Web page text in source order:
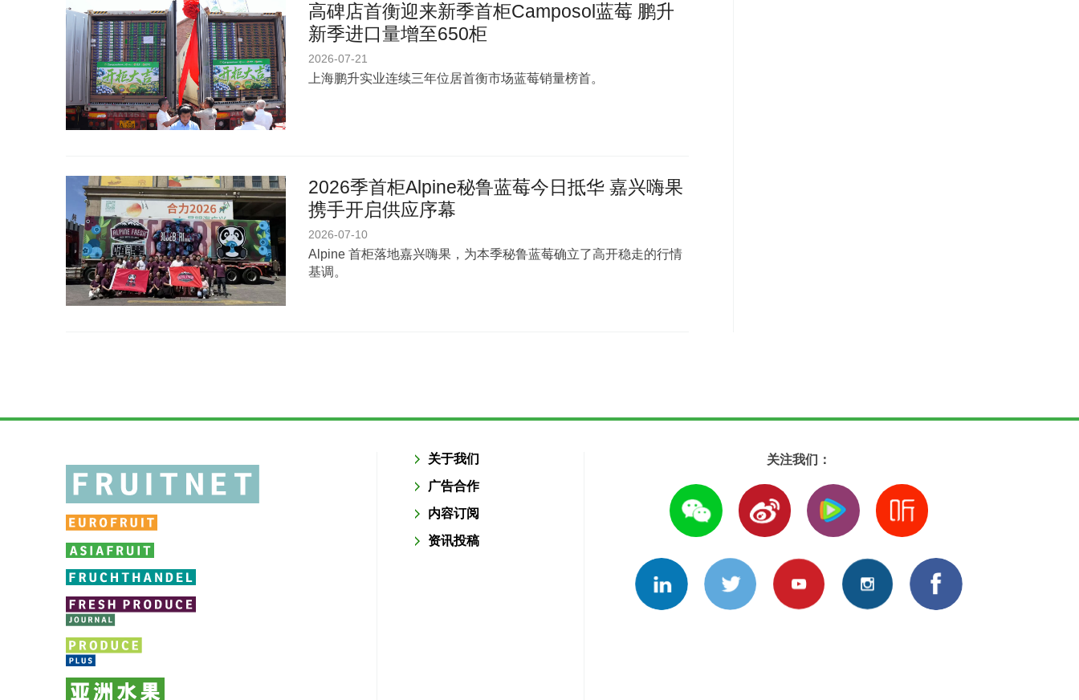
高碑店首衡迎来新季首柜Camposol蓝莓 鹏升
新季进口量增至650柜
2026-07-21
上海鹏升实业连续三年位居首衡市场蓝莓销量榜首。
2026季首柜Alpine秘鲁蓝莓今日抵华 嘉兴嗨果
携手开启供应序幕
2026-07-10
Alpine 首柜落地嘉兴嗨果，为本季秘鲁蓝莓确立了高开稳走的行情
基调。
关于我们
广告合作
内容订阅
资讯投稿
关注我们：